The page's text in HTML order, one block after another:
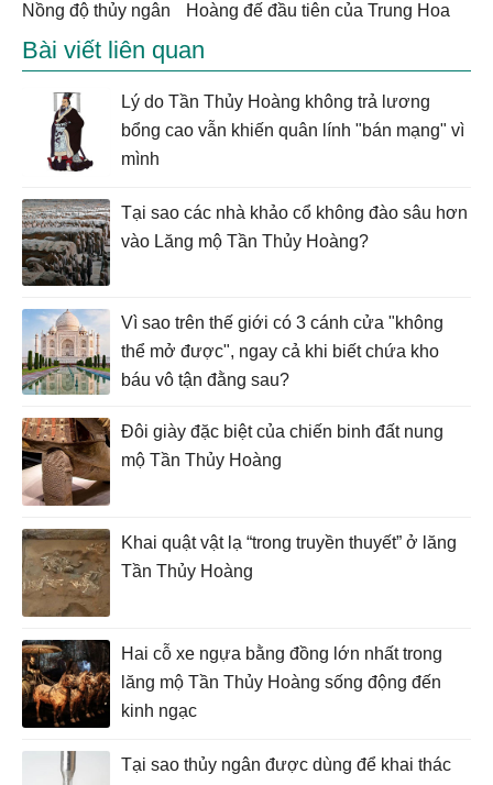
nồng độ thủy ngân
hoàng đế đầu tiên của Trung Hoa
Bài viết liên quan
Lý do Tần Thủy Hoàng không trả lương
bổng cao vẫn khiến quân lính "bán mạng" vì
mình
Tại sao các nhà khảo cổ không đào sâu hơn
vào Lăng mộ Tần Thủy Hoàng?
Vì sao trên thế giới có 3 cánh cửa "không
thể mở được", ngay cả khi biết chứa kho
báu vô tận đằng sau?
Đôi giày đặc biệt của chiến binh đất nung
mộ Tần Thủy Hoàng
Khai quật vật lạ “trong truyền thuyết” ở lăng
Tần Thủy Hoàng
Hai cỗ xe ngựa bằng đồng lớn nhất trong
lăng mộ Tần Thủy Hoàng sống động đến
kinh ngạc
Tại sao thủy ngân được dùng để khai thác